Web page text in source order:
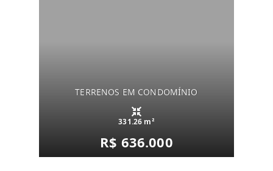
TERRENOS EM CONDOMÍNIO
331.26 m²
R$ 636.000